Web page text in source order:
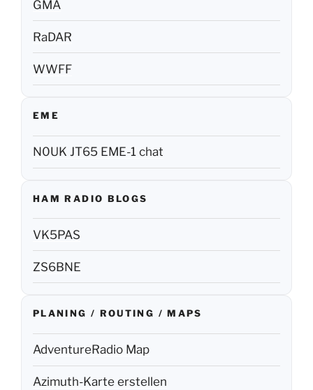
GMA
RaDAR
WWFF
EME
N0UK JT65 EME-1 chat
HAM RADIO BLOGS
VK5PAS
ZS6BNE
PLANING / ROUTING / MAPS
AdventureRadio Map
Azimuth-Karte erstellen